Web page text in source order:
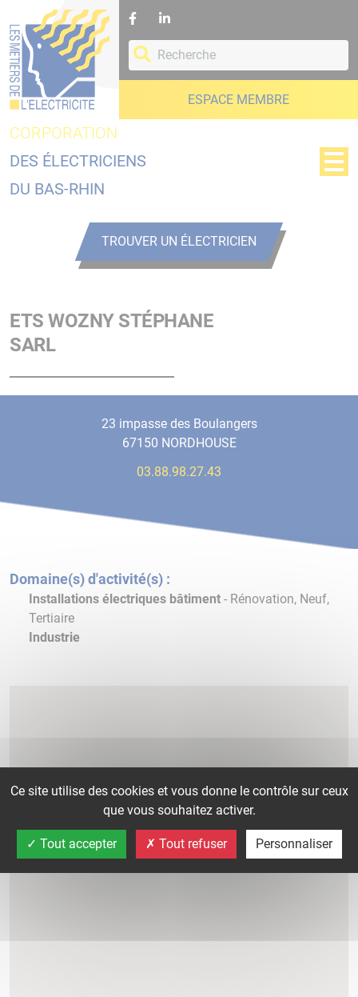
ESPACE MEMBRE
CORPORATION
DES ÉLECTRICIENS
DU BAS-RHIN
TROUVER UN ÉLECTRICIEN
ETS WOZNY STÉPHANE
SARL
23 impasse des Boulangers
67150 NORDHOUSE
03.88.98.27.43
Domaine(s) d'activité(s) :
Installations électriques bâtiment - Rénovation, Neuf,
Tertiaire
Industrie
Panneau de gestion des cookies
Ce site utilise des cookies et vous donne le contrôle sur ceux
que vous souhaitez activer.
Tout accepter Tout refuser Personnaliser